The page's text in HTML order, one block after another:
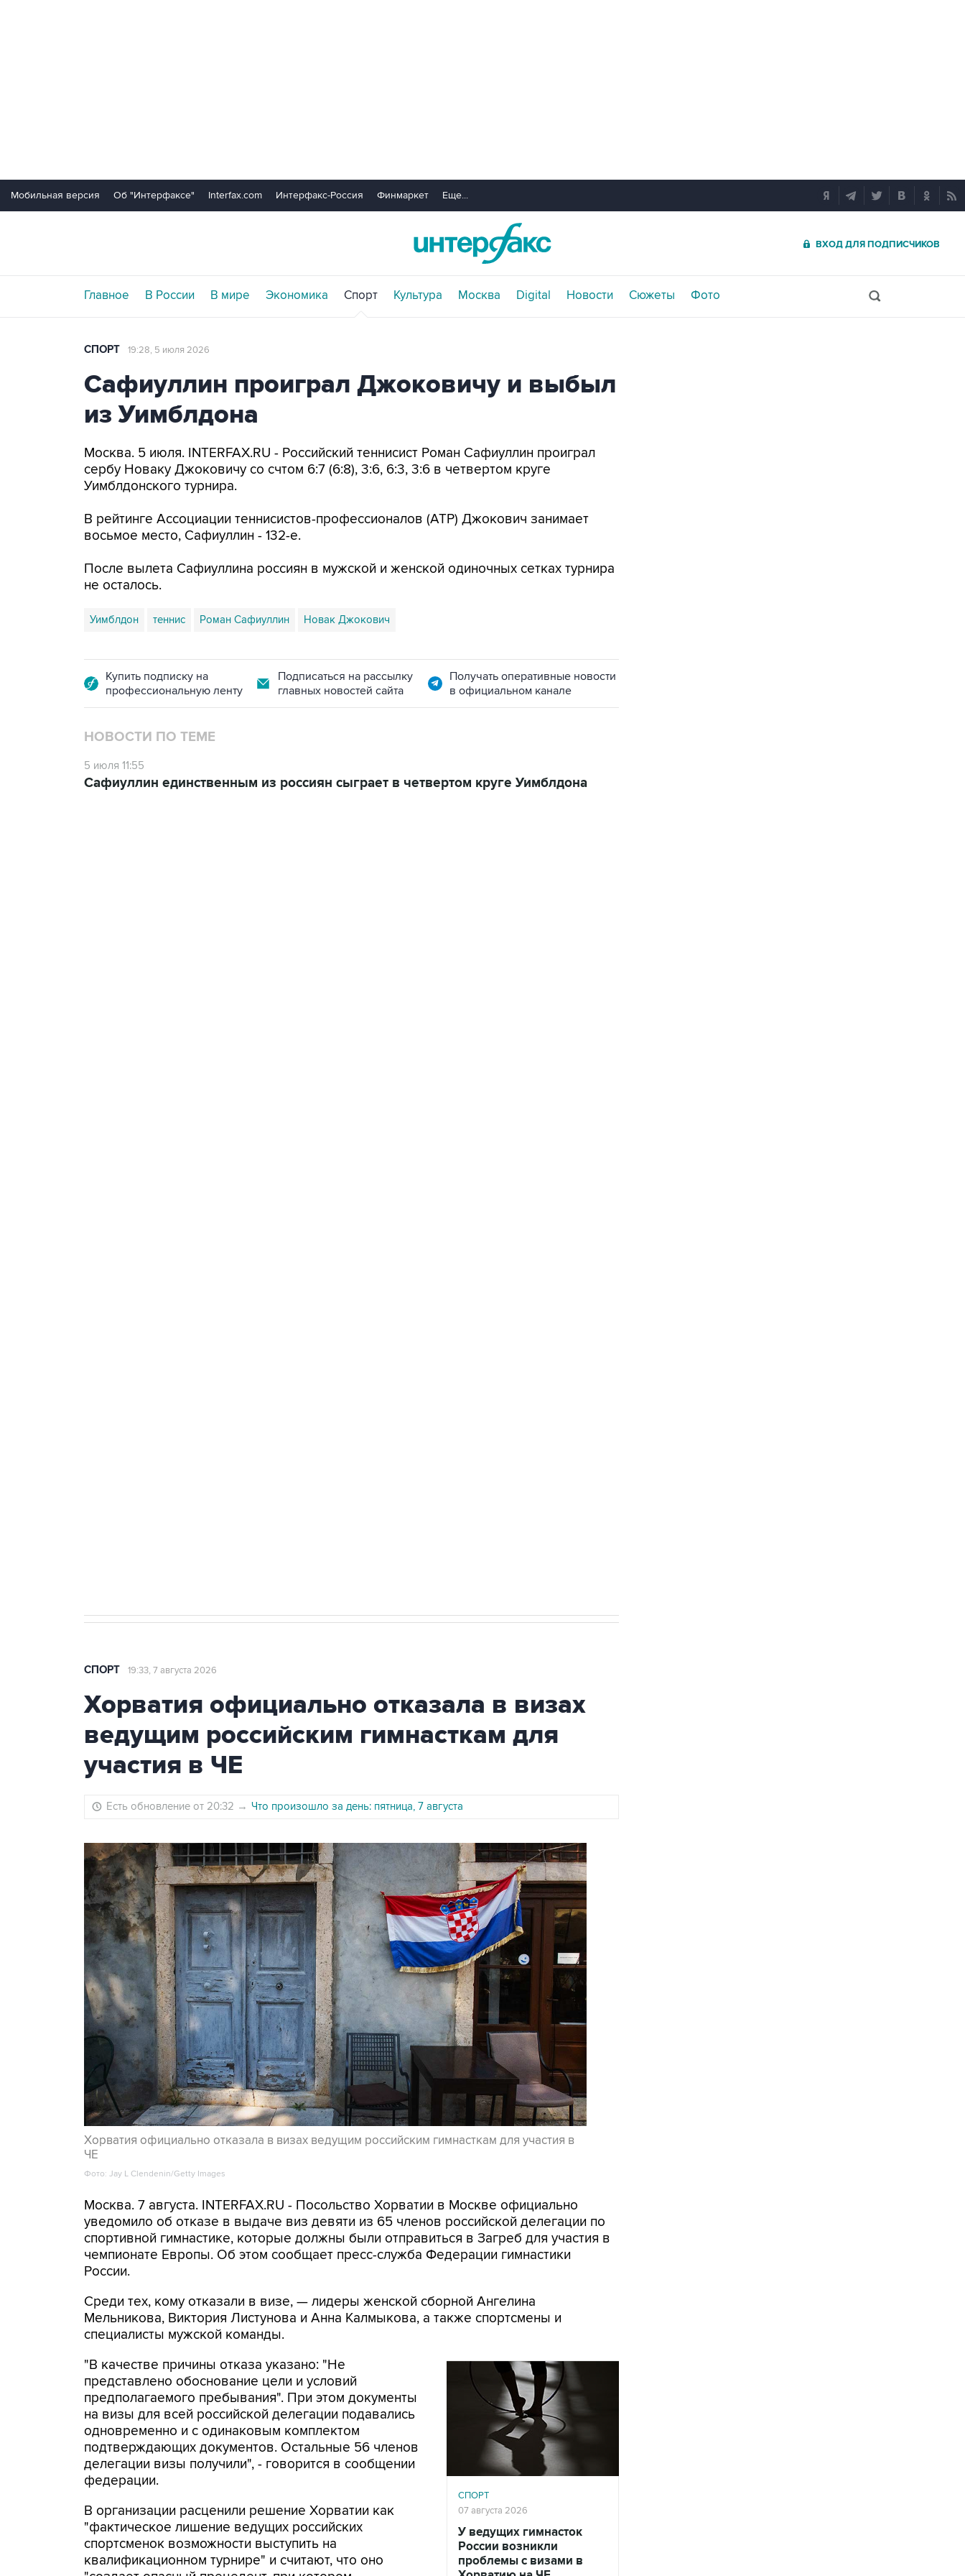
Мобильная версия Об "Интерфаксе" Interfax.com Интерфакс-Россия Финмаркет Еще...
ВХОД ДЛЯ ПОДПИСЧИКОВ
Главное В России В мире Экономика Спорт Культура Москва Digital Новости Сюжеты Фото
СПОРТ 19:28, 5 июля 2026
Сафиуллин проиграл Джоковичу и выбыл
из Уимблдона
Москва. 5 июля. INTERFAX.RU - Российский теннисист Роман Сафиуллин проиграл
сербу Новаку Джоковичу со счтом 6:7 (6:8), 3:6, 6:3, 3:6 в четвертом круге
Уимблдонского турнира.
В рейтинге Ассоциации теннисистов-профессионалов (АТР) Джокович занимает
восьмое место, Сафиуллин - 132-е.
После вылета Сафиуллина россиян в мужской и женской одиночных сетках турнира
не осталось.
Уимблдон теннис Роман Сафиуллин Новак Джокович
Купить подписку на
профессиональную ленту
Подписаться на рассылку
главных новостей сайта
Получать оперативные новости
в официальном канале
НОВОСТИ ПО ТЕМЕ
5 июля 11:55
Сафиуллин единственным из россиян сыграет в четвертом круге Уимблдона
СПОРТ 19:33, 7 августа 2026
Хорватия официально отказала в визах
ведущим российским гимнасткам для
участия в ЧЕ
Есть обновление от 20:32 → Что произошло за день: пятница, 7 августа
Хорватия официально отказала в визах ведущим российским гимнасткам для участия в
ЧЕ
Фото: Jay L Clendenin/Getty Images
Москва. 7 августа. INTERFAX.RU - Посольство Хорватии в Москве официально
уведомило об отказе в выдаче виз девяти из 65 членов российской делегации по
спортивной гимнастике, которые должны были отправиться в Загреб для участия в
чемпионате Европы. Об этом сообщает пресс-служба Федерации гимнастики
России.
Среди тех, кому отказали в визе, — лидеры женской сборной Ангелина
Мельникова, Виктория Листунова и Анна Калмыкова, а также спортсмены и
специалисты мужской команды.
СПОРТ
07 августа 2026
У ведущих гимнасток
России возникли
проблемы с визами в
"В качестве причины отказа указано: "Не
представлено обоснование цели и условий
предполагаемого пребывания". При этом документы
на визы для всей российской делегации подавались
одновременно и с одинаковым комплектом
подтверждающих документов. Остальные 56 членов
делегации визы получили", - говорится в сообщении
федерации.
В организации расценили решение Хорватии как
"фактическое лишение ведущих российских
спортсменок возможности выступить на
квалификационном турнире" и считают, что оно